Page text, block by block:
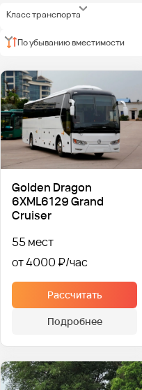
Класс транспорта
По убыванию вместимости
Golden Dragon
6XML6129 Grand
Cruiser
55 мест
от 4000 ₽
Рассчитать
Подробнее